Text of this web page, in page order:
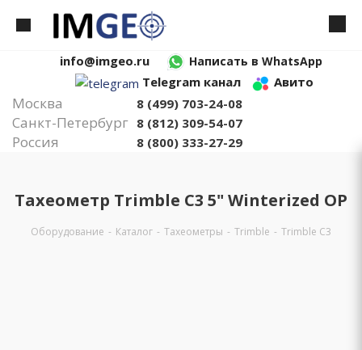
info@imgeo.ru Написать в WhatsApp
Telegram канал Авито
Москва 8 (499) 703-24-08
Санкт-Петербург 8 (812) 309-54-07
Россия 8 (800) 333-27-29
Тахеометр Trimble C3 5" Winterized OP
Оборудование - Каталог - Тахеометры - Trimble - Trimble C3